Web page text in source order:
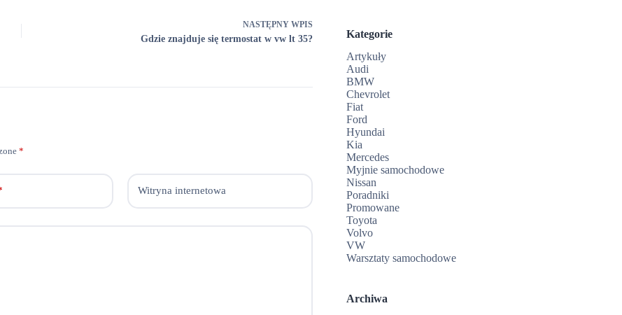
NASTĘPNY WPIS
Gdzie znajduje się termostat w vw lt 35?
*
Witryna internetowa
Kategorie
Artykuły
Audi
BMW
Chevrolet
Fiat
Ford
Hyundai
Kia
Mercedes
Myjnie samochodowe
Nissan
Poradniki
Promowane
Toyota
Volvo
VW
Warsztaty samochodowe
Archiwa